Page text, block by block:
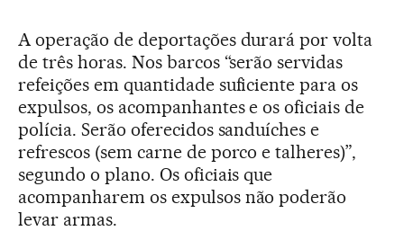
A operação de deportações durará por volta
de três horas. Nos barcos “serão servidas
refeições em quantidade suficiente para os
expulsos, os acompanhantes e os oficiais de
polícia. Serão oferecidos sanduíches e
refrescos (sem carne de porco e talheres)”,
segundo o plano. Os oficiais que
acompanharem os expulsos não poderão
levar armas.